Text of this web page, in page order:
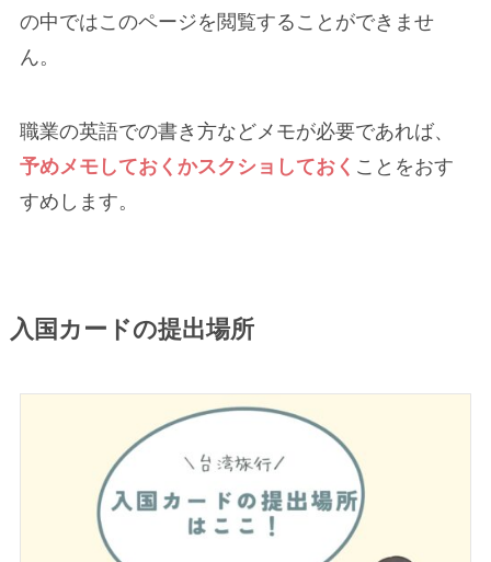
の中ではこのページを閲覧することができませ
ん。
職業の英語での書き方などメモが必要であれば、
予めメモしておくかスクショしておく ことをおす
すめします。
入国カードの提出場所